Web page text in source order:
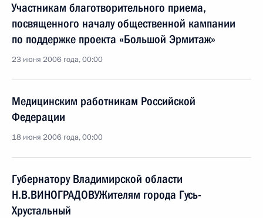
Участникам благотворительного приема,
посвященного началу общественной кампании
по поддержке проекта «Большой Эрмитаж»
23 июня 2006 года, 00:00
Медицинским работникам Российской
Федерации
18 июня 2006 года, 00:00
Губернатору Владимирской области
Н.В.ВИНОГРАДОВУЖителям города Гусь-
Хрустальный